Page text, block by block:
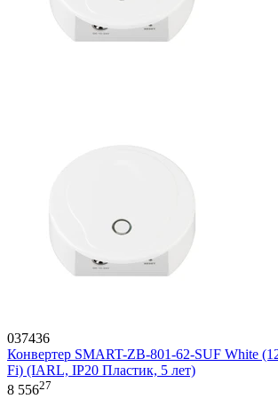
037436
Конвертер SMART-ZB-801-62-SUF White
Fi) (IARL, IP20 Пластик, 5 лет)
8 55627